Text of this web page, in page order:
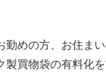
めの方、お住ま
買物袋の有料化